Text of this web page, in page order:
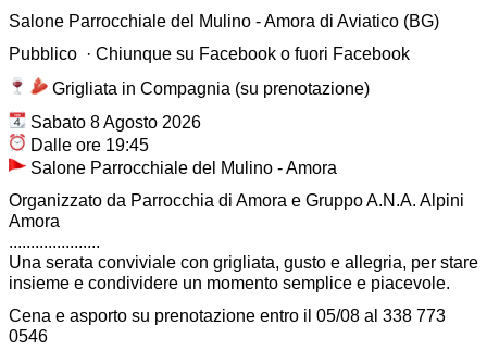
Salone Parrocchiale del Mulino - Amora di Aviatico (BG)
Pubblico · Chiunque su Facebook o fuori Facebook
Grigliata in Compagnia (su prenotazione)
Sabato 8 Agosto 2026
Dalle ore 19:45
Salone Parrocchiale del Mulino - Amora
Organizzato da Parrocchia di Amora e Gruppo A.N.A. Alpini
Amora
.....................
Una serata conviviale con grigliata, gusto e allegria, per stare
insieme e condividere un momento semplice e piacevole.
Cena e asporto su prenotazione entro il 05/08 al 338 773
0546